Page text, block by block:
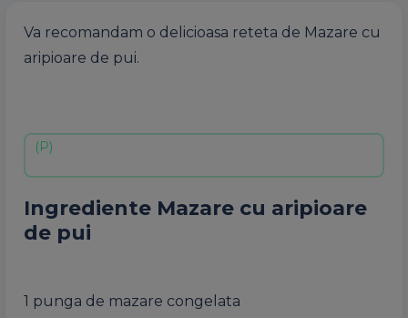
Va recomandam o delicioasa reteta de Mazare cu
aripioare de pui.
Ingrediente Mazare cu aripioare
de pui
1 punga de mazare congelata